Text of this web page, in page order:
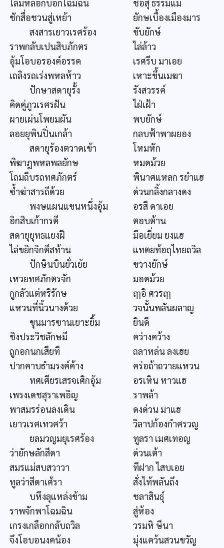
โลมหลอกบอกโฉมฉิน
ชื่อสุ ธรรมแม่
ชักสื่อชวนสู่เหย้า
ยักษเบื้องเมืองมาร
สงสารเยาวเรศร้อง
ขับยักษ์
ราพกลับเปนสิบภักตร
ไล่ล้าว
อุ้มโอบอรองค์อรรค
เรศรีบ มาเอย
เถลิงรถเร่งพหลห้าว
เหาะขึ้นเมฆา
ปักษาสดายุรั้ง
รังสวรรค์
คิดคู่ภูวเรศรฝัน
ไฝ่เฝ้า
ผายเผ่นโพยมผัน
พบยักษ์
ลอยยุพินปิ่นเกล้า
กลบฟ้าพาผยอง
สดายุร้องตวาดเข้า
โหมหัก
พิฆาฎพหลพลยักษ
หมดม้วย
โถมถีบรถทศภักตร์
พินาศแหลก รยำแฮ
ซ้ำฆ่าสารถีด้วย
ด่วนกลิ้งกลางดง
พงษแผนแขนหนึ่งอุ้ม
อรสี ดาเอย
อิกสิบเก้ากรตี
ตอบต้าน
สดายุยุทธแยงฝี
มือเยี่ยม ยงแฮ
ไล่ขยิกจิกตีสท้าน
แทตยท้อฤไทยถวิล
ปักษินบินยั่วเย้ย
ขวางยักษ์
เหวยทศภักตรจัก
มอดม้วย
กูกลัวแต่หริรักษ
ฤๅอิ ศวรฤๅ
แหวนที่นิ้วนางด้วย
วจนั้นพลันผลาญ
ขุนมารฃานเยาะยิ้ม
ยินดี
ชิงประวิชลักษมี
คว่างคว้าง
ถูกอกนกเสียที
ถลาหล่น ลงเฮย
ปากคาบธำมรงค์ค้าง
คร่อถ้าถวายแหวน
ทศเศียรเสรจเศิกอุ้ม
อรเหิน หาวแฮ
เพรงเดชสุราเพอิญ
ราพล้า
พาสมรร่อนลงเดิน
ดงด่วน มาแฮ
เยาวเรศเทวศว้า
วิลาปก้องกำศรวญ
ยลมวญมยุเรศร้อง
ทูลรา เมศเทอญ
ว่ายักษลักสีดา
ด่วนเต้า
สมรแม่สบสวาวา
ทีฝาก ไสบเอย
ทูลว่าสีดาเศ้รา
สั่งไท้พลันถึง
บหึงลุแหล่งข้าม
ชลาสินธุ์
ราพจักพาโฉมฉิน
สู่ห้อง
เกรงเกลือกกลับถวิล
วรมหิ ษีนา
จึงโอบอนงคน้อง
มุ่งแคว้นสวนขวัญ